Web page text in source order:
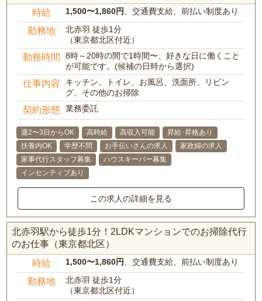
時給 1,500〜1,860円 、交通費支給、前払い制度あり
勤務地
北赤羽 徒歩1分
（東京都北区付近）
勤務時間
8時～20時の間で1時間〜、好きな日に働くこと
が可能です。(候補の日時から選択)
仕事内容
キッチン、トイレ、お風呂、洗面所、リビン
グ、その他のお掃除
契約形態 業務委託
週2〜3日からOK 高時給 高収入可能
昇給･昇格あり
扶養内OK
学歴不問 お手伝いさんの求人
家政婦の求人
家事代行スタッフ募集
ハウスキーパー募集
インセンティブあり
この求人の詳細を見る
北赤羽駅から徒歩1分！2LDKマンションでのお掃除代行
のお仕事（東京都北区）
時給 1,500〜1,860円 、交通費支給、前払い制度あり
勤務地
北赤羽 徒歩1分
（東京都北区付近）